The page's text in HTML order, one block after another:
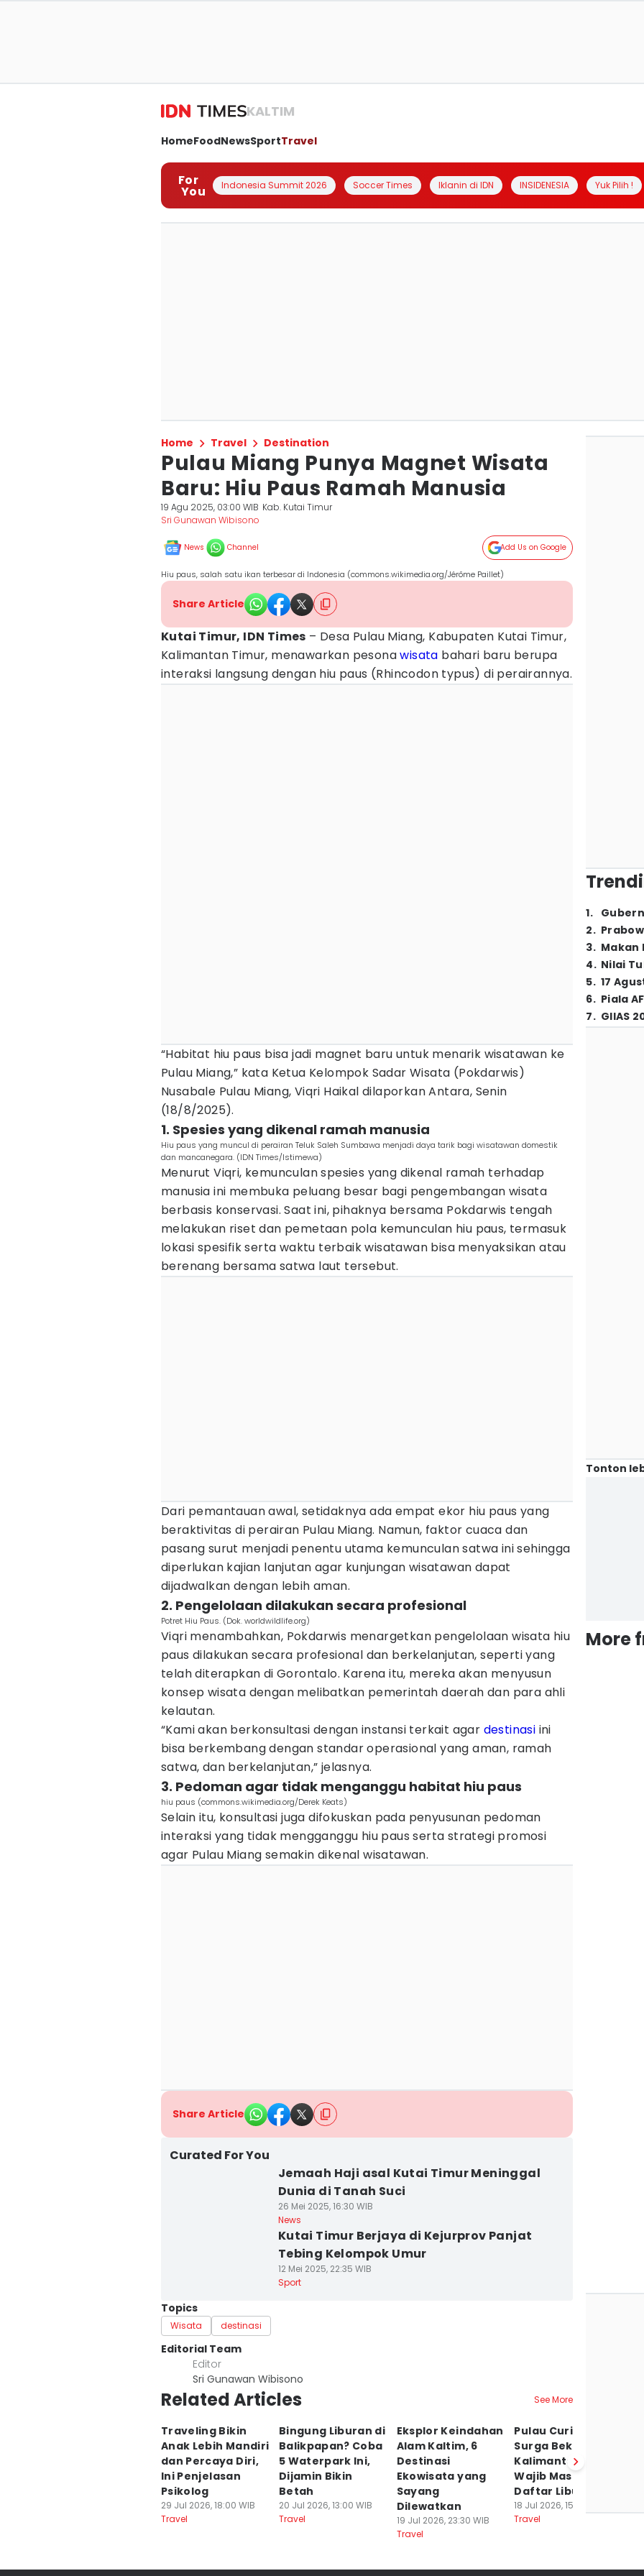
KALTIM
HomeFoodNewsSportTravel
For
You Indonesia Summit 2026 Soccer Times Iklanin di IDN INSIDENESIA Yuk Pilih !
Home Travel Destination
Pulau Miang Punya Magnet Wisata
Baru: Hiu Paus Ramah Manusia
19 Agu 2025, 03:00 WIB Kab. Kutai Timur
Sri Gunawan Wibisono
News Channel Add Us on Google
Hiu paus, salah satu ikan terbesar di Indonesia (commons.wikimedia.org/Jérôme Paillet)
Share Article
Kutai Timur, IDN Times – Desa Pulau Miang, Kabupaten Kutai Timur,
Kalimantan Timur, menawarkan pesonawisata bahari baru berupa
interaksi langsung dengan hiu paus (Rhincodon typus) di perairannya.
“Habitat hiu paus bisa jadi magnet baru untuk menarik wisatawan ke
Pulau Miang,” kata Ketua Kelompok Sadar Wisata (Pokdarwis)
Nusabale Pulau Miang, Viqri Haikal dilaporkan Antara, Senin
(18/8/2025).
1. Spesies yang dikenal ramah manusia
Hiu paus yang muncul di perairan Teluk Saleh Sumbawa menjadi daya tarik bagi wisatawan domestik
dan mancanegara. (IDN Times/Istimewa)
Menurut Viqri, kemunculan spesies yang dikenal ramah terhadap
manusia ini membuka peluang besar bagi pengembangan wisata
berbasis konservasi. Saat ini, pihaknya bersama Pokdarwis tengah
melakukan riset dan pemetaan pola kemunculan hiu paus, termasuk
lokasi spesifik serta waktu terbaik wisatawan bisa menyaksikan atau
berenang bersama satwa laut tersebut.
Dari pemantauan awal, setidaknya ada empat ekor hiu paus yang
beraktivitas di perairan Pulau Miang. Namun, faktor cuaca dan
pasang surut menjadi penentu utama kemunculan satwa ini sehingga
diperlukan kajian lanjutan agar kunjungan wisatawan dapat
dijadwalkan dengan lebih aman.
2. Pengelolaan dilakukan secara profesional
Potret Hiu Paus. (Dok. worldwildlife.org)
Viqri menambahkan, Pokdarwis menargetkan pengelolaan wisata hiu
paus dilakukan secara profesional dan berkelanjutan, seperti yang
telah diterapkan di Gorontalo. Karena itu, mereka akan menyusun
konsep wisata dengan melibatkan pemerintah daerah dan para ahli
kelautan.
“Kami akan berkonsultasi dengan instansi terkait agar destinasi ini
bisa berkembang dengan standar operasional yang aman, ramah
satwa, dan berkelanjutan,” jelasnya.
3. Pedoman agar tidak menganggu habitat hiu paus
hiu paus (commons.wikimedia.org/Derek Keats)
Selain itu, konsultasi juga difokuskan pada penyusunan pedoman
interaksi yang tidak mengganggu hiu paus serta strategi promosi
agar Pulau Miang semakin dikenal wisatawan.
Share Article
Curated For You
Jemaah Haji asal Kutai Timur Meninggal
Dunia di Tanah Suci
26 Mei 2025, 16:30 WIB
News
Kutai Timur Berjaya di Kejurprov Panjat
Tebing Kelompok Umur
12 Mei 2025, 22:35 WIB
Sport
Topics
Wisata destinasi
Editorial Team
Editor
Sri Gunawan Wibisono
Related Articles See More
Traveling Bikin
Anak Lebih Mandiri
dan Percaya Diri,
Ini Penjelasan
Psikolog
29 Jul 2026, 18:00 WIB
Travel
Bingung Liburan di
Balikpapan? Coba
5 Waterpark Ini,
Dijamin Bikin
Betah
20 Jul 2026, 13:00 WIB
Travel
Eksplor Keindahan
Alam Kaltim, 6
Destinasi
Ekowisata yang
Sayang
Dilewatkan
19 Jul 2026, 23:30 WIB
Travel
Pulau Curiak,
Surga Bekantan di
Kalimantan yang
Wajib Masuk
Daftar Liburan
18 Jul 2026, 15:00 WIB
Travel
1.
2.
3. Makan
4. Nilai
5. 17
6. Piala
7. GIIAS
Tonton
More